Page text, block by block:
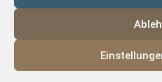
© 2024